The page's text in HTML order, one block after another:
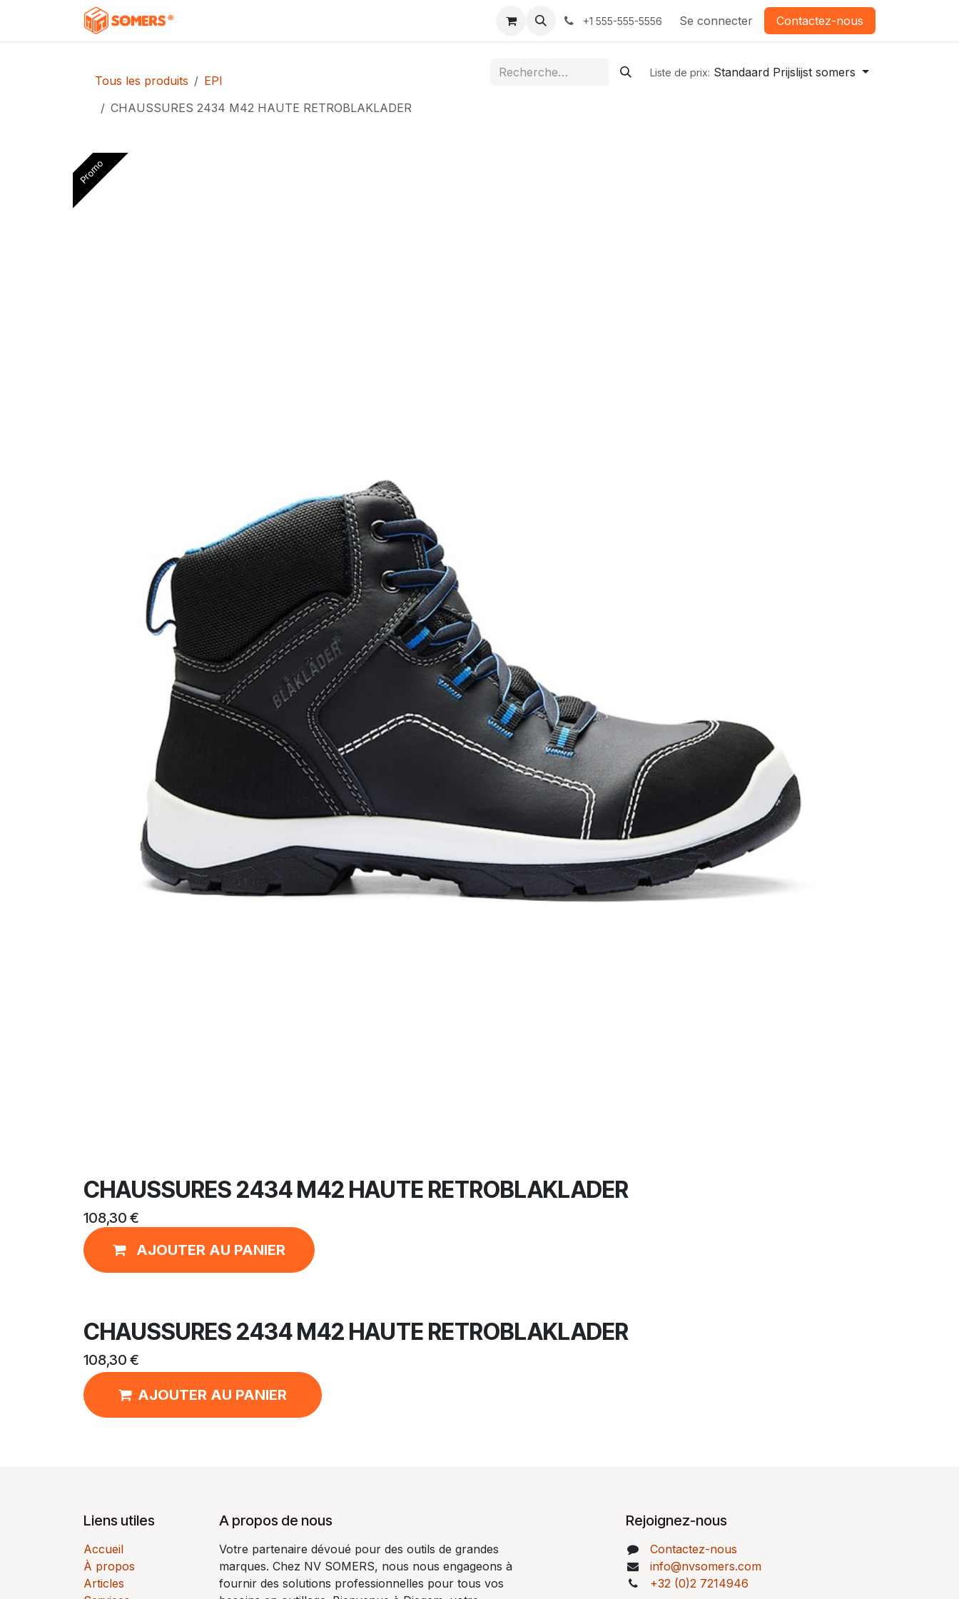
Se rendre au contenu
+1 555-555-5556 Se connecter Contactez-nous
Tous les produits
EPI
CHAUSSURES 2434 M42 HAUTE RETROBLAKLADER
Liste de prix: Standaard Prijslijst somers
Promo
CHAUSSURES 2434 M42 HAUTE RETROBLAKLADER
108,30 €
AJOUTER AU PANIER
CHAUSSURES 2434 M42 HAUTE RETROBLAKLADER
108,30 €
AJOUTER AU PANIER
Liens utiles
Accueil
À propos
Articles
A propos de nous
Votre partenaire dévoué pour des outils de grandes
marques. Chez NV SOMERS, nous nous engageons à
fournir des solutions professionnelles pour tous vos
Rejoignez-nous
Contactez-nous
info@nvsomers.com
+32 (0)2 7214946